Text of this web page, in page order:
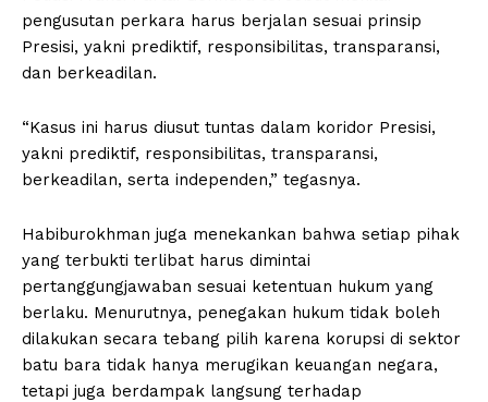
pengusutan perkara harus berjalan sesuai prinsip
Presisi, yakni prediktif, responsibilitas, transparansi,
dan berkeadilan.
“Kasus ini harus diusut tuntas dalam koridor Presisi,
yakni prediktif, responsibilitas, transparansi,
berkeadilan, serta independen,” tegasnya.
Habiburokhman juga menekankan bahwa setiap pihak
yang terbukti terlibat harus dimintai
pertanggungjawaban sesuai ketentuan hukum yang
berlaku. Menurutnya, penegakan hukum tidak boleh
dilakukan secara tebang pilih karena korupsi di sektor
batu bara tidak hanya merugikan keuangan negara,
tetapi juga berdampak langsung terhadap